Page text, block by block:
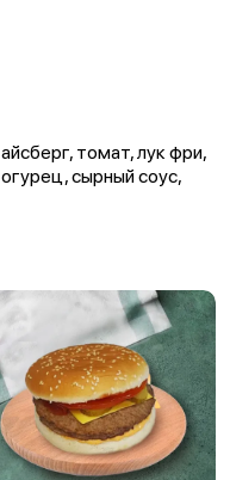
томат, лук фри,
сырный соус,